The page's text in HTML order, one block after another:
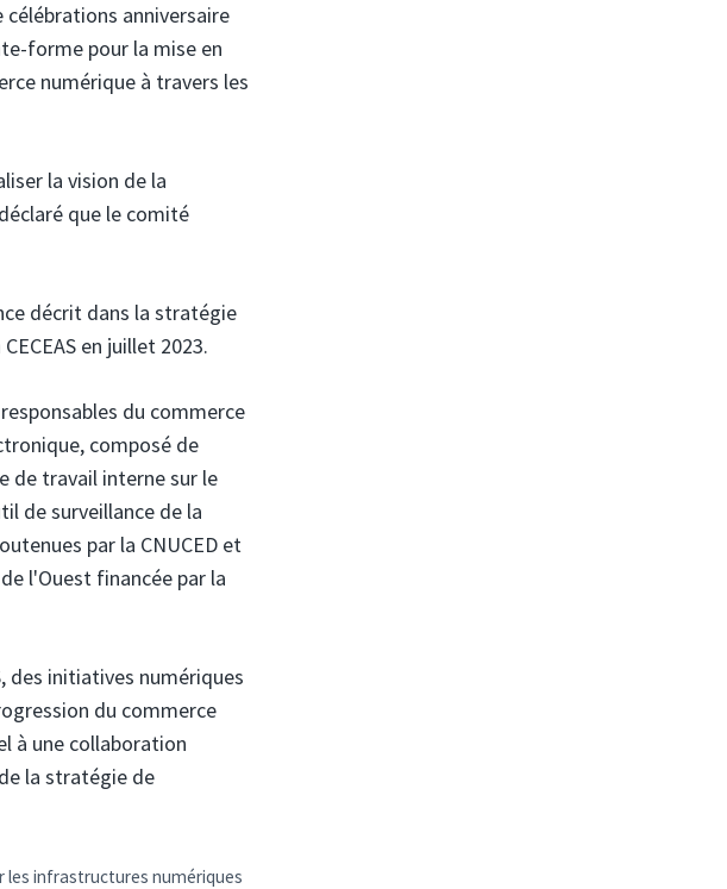
anniversaire
forme pour la mise en
numérique à travers les
la vision de la
que le comité
décrit dans la stratégie
en juillet 2023.
du commerce
composé de
de travail interne sur le
de surveillance de la
par la CNUCED et
l'Ouest financée par la
des initiatives numériques
du commerce
à une collaboration
la stratégie de
les infrastructures numériques